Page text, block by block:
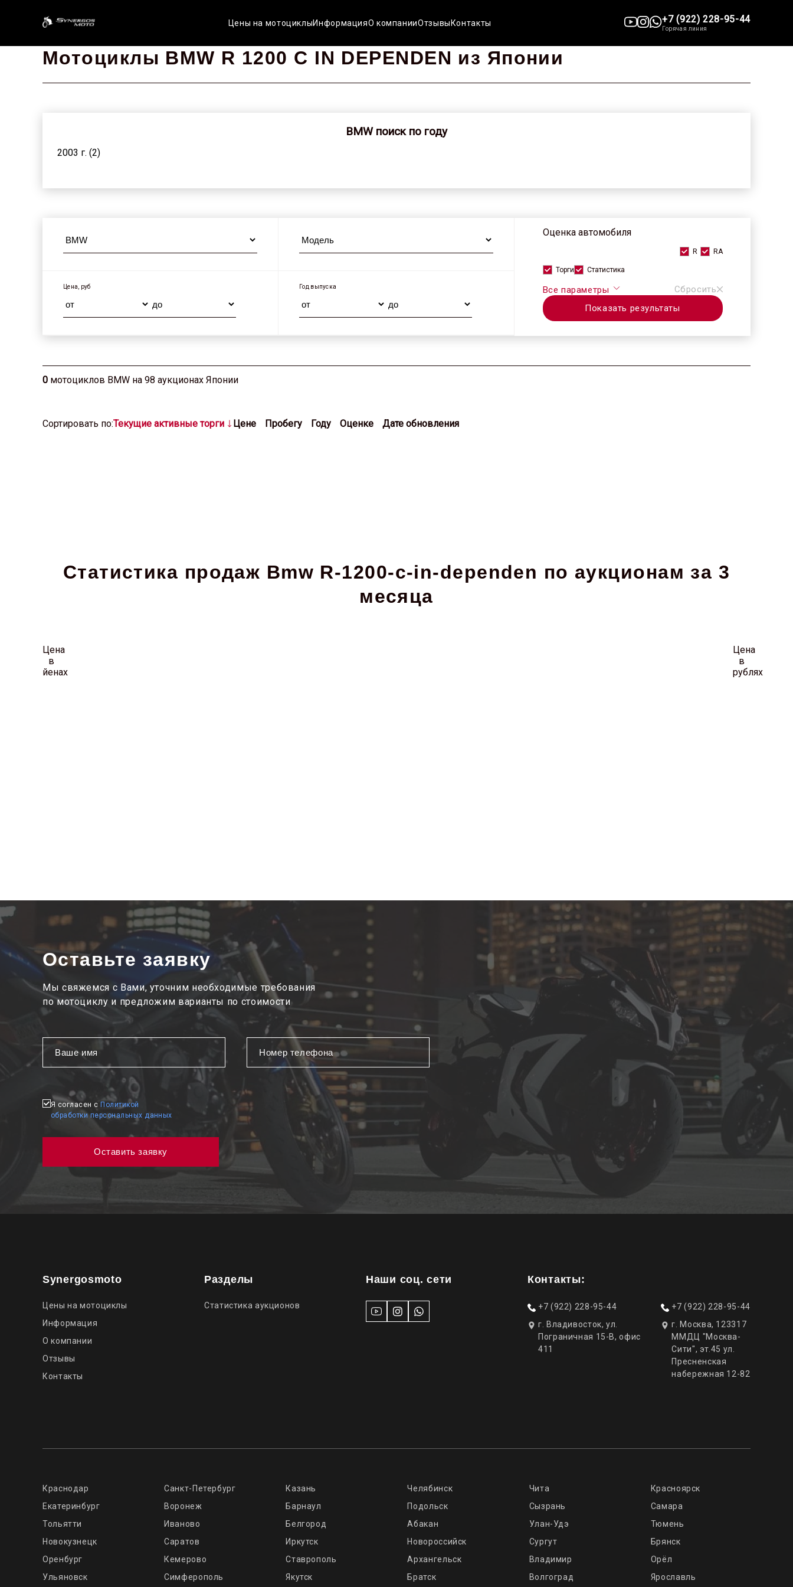
Цены на мотоциклыИнформацияО компанииОтзывы Контакты +7 (922) 228-95-44
Горячая линия
Мотоциклы BMW R 1200 C IN DEPENDEN из Японии
BMW поиск по году
2003 г. (2)
Цена, руб Год выпуска
Оценка автомобиля
R RA
Торги Статистика
Все параметры
Сбросить
Показать результаты
0 мотоциклов BMW на 98 аукционах Японии
Cортировать по:Текущие активные торги Цене Пробегу Году Оценке Дате обновления
Статистика продаж Bmw R-1200-c-in-dependen по аукционам за 3
месяца
Цена
в
йенах
Цена
в
рублях
Оставьте заявку
Мы свяжемся с Вами, уточним необходимые требования
по мотоциклу и предложим варианты по стоимости
Я согласен с Политикой
обработки персональных данных
Synergosmoto
Цены на мотоциклы
Информация
О компании
Отзывы
Контакты
Разделы
Статистика аукционов
Наши соц. сети Контакты:
+7 (922) 228-95-44
г. Владивосток, ул.
Пограничная 15-В, офис
411
+7 (922) 228-95-44
г. Москва, 123317
ММДЦ "Москва-
Сити", эт.45 ул.
Пресненская
набережная 12-82
Краснодар Санкт-Петербург Казань Челябинск Чита
Красноярск
Екатеринбург
Воронеж Барнаул Подольск Сызрань
Самара
Тольятти
Иваново Белгород Абакан Улан-Удэ
Тюмень
Новокузнецк
Саратов Иркутск Новороссийск Сургут
Брянск
Оренбург
Кемерово Ставрополь Архангельск Владимир
Орёл
Ульяновск
Симферополь Якутск Братск Волгоград Ярославль